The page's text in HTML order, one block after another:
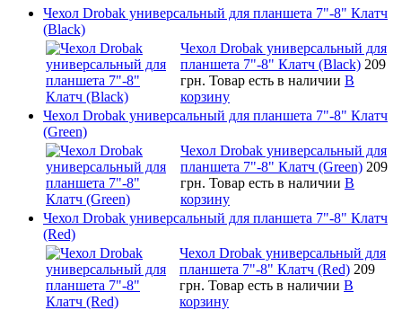
Чехол Drobak универсальный для планшета 7"-8" Клатч
(Black)
Чехол Drobak универсальный для
планшета 7"-8" Клатч (Black) 209
грн. Товар есть в наличии В
корзину
Чехол Drobak универсальный для планшета 7"-8" Клатч
(Green)
Чехол Drobak универсальный для
планшета 7"-8" Клатч (Green) 209
грн. Товар есть в наличии В
корзину
Чехол Drobak универсальный для планшета 7"-8" Клатч
(Red)
Чехол Drobak универсальный для
планшета 7"-8" Клатч (Red) 209
грн. Товар есть в наличии В
корзину